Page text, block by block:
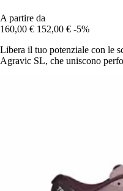
A partire da
160,00 € 152,00 € -5%
Libera il tuo potenziale con le
Agravic SL, che uniscono